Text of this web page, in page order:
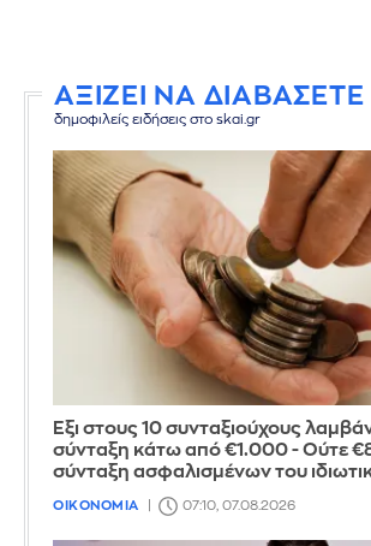
ΑΞΙΖΕΙ ΝΑ ΔΙΑΒΑΣΕΤΕ
δημοφιλείς ειδήσεις στο skai.gr
Έξι στους 10 συνταξιούχους
σύνταξη κάτω από €1.000 - Ούτε
σύνταξη ασφαλισμένων του
ΟΙΚΟΝΟΜΙΑ 07:10, 07.08.2026